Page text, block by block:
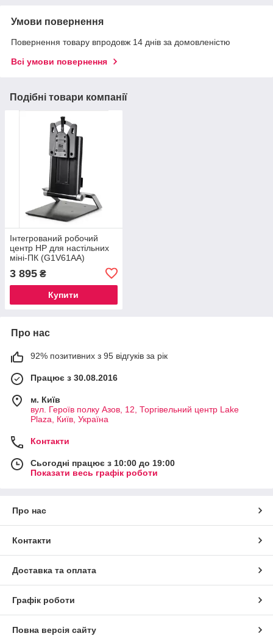
Умови повернення
Повернення товару впродовж 14 днів за домовленістю
Всі умови повернення
Подібні товари компанії
Інтегрований робочий
центр HP для настільних
міні-ПК (G1V61AA)
3 895 ₴
Купити
Про нас
92% позитивних з 95 відгуків за рік
Працює з 30.08.2016
м. Київ
вул. Героїв полку Азов, 12, Торгівельний центр Lake
Plaza, Київ, Україна
Контакти
Сьогодні працює з 10:00 до 19:00
Показати весь графік роботи
Про нас
Контакти
Доставка та оплата
Графік роботи
Повна версія сайту